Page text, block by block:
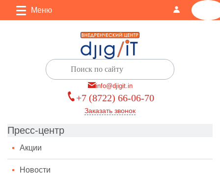
Меню
info@djigit.in
+7 (8722) 66-06-70
Заказать звонок
Пресс-центр
Акции
Новости